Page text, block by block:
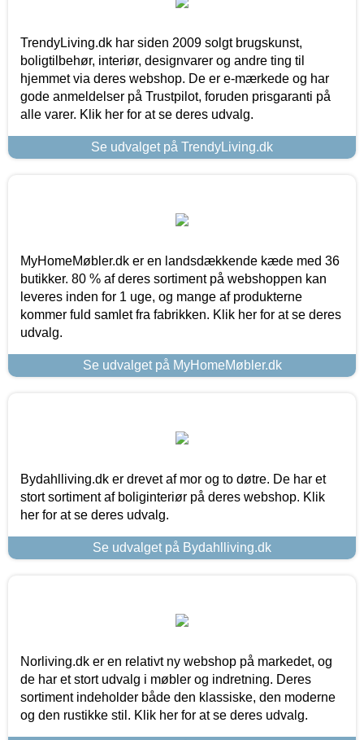
TrendyLiving.dk har siden 2009 solgt brugskunst,
boligtilbehør, interiør, designvarer og andre ting til
hjemmet via deres webshop. De er e-mærkede og har
gode anmeldelser på Trustpilot, foruden prisgaranti på
alle varer. Klik her for at se deres udvalg.
Se udvalget på TrendyLiving.dk
MyHomeMøbler.dk er en landsdækkende kæde med 36
butikker. 80 % af deres sortiment på webshoppen kan
leveres inden for 1 uge, og mange af produkterne
kommer fuld samlet fra fabrikken. Klik her for at se deres
udvalg.
Se udvalget på MyHomeMøbler.dk
Bydahlliving.dk er drevet af mor og to døtre. De har et
stort sortiment af boliginteriør på deres webshop. Klik
her for at se deres udvalg.
Se udvalget på Bydahlliving.dk
Norliving.dk er en relativt ny webshop på markedet, og
de har et stort udvalg i møbler og indretning. Deres
sortiment indeholder både den klassiske, den moderne
og den rustikke stil. Klik her for at se deres udvalg.